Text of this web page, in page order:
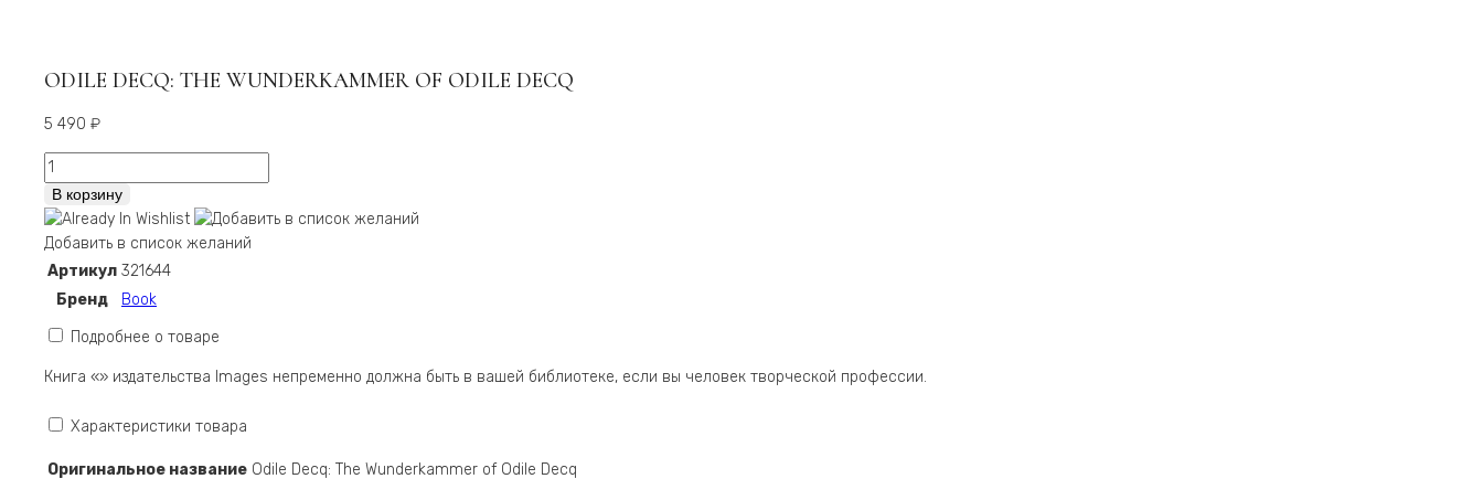
ODILE DECQ: THE WUNDERKAMMER OF ODILE DECQ
5 490 ₽
Количество
Odile
Decq:
The
Wunderkammer
Odile
Decq
В корзину
Добавить в список желаний
Артикул 321644
Бренд
Book
Подробнее о товаре
Книга «» издательства Images непременно должна быть в вашей библиотеке, если вы человек творческой профессии.
Характеристики товара
Оригинальное название Odile Decq: The Wunderkammer of Odile Decq